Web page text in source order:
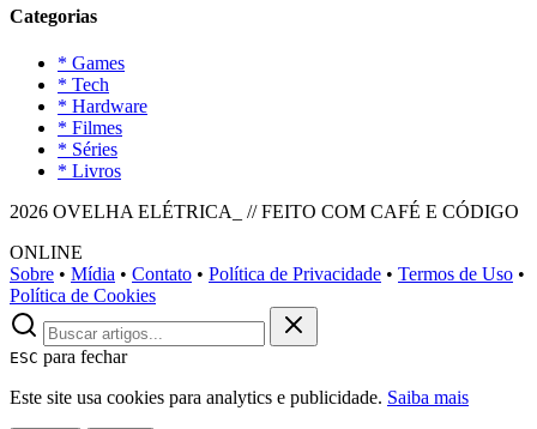
Categorias
* Games
* Tech
* Hardware
* Filmes
* Séries
* Livros
2026 OVELHA ELÉTRICA_ // FEITO COM CAFÉ E CÓDIGO
ONLINE
Sobre • Mídia • Contato • Política de Privacidade • Termos de Uso •
Política de Cookies
ESC para fechar
Este site usa cookies para analytics e publicidade. Saiba mais